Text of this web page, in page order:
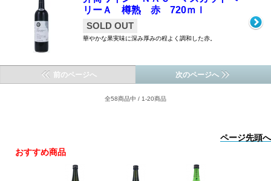
リーＡ 樽熟 赤 720ｍｌ
SOLD OUT
華やかな果実味に深み厚みの程よく調和した赤。
前のページへ 次のページへ
全58商品中 / 1-20商品
ページ先頭へ
おすすめ商品